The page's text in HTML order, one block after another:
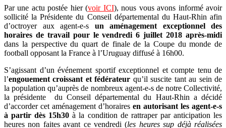
Par une actu postée hier (voir ICI), nous vous avons informé avoir
sollicité la Présidente du Conseil départemental du Haut-Rhin afin
d’octroyer aux agent-e-s un aménagement exceptionnel des
horaires de travail pour le vendredi 6 juillet 2018 après-midi
dans la perspective du quart de finale de la Coupe du monde de
football opposant la France à l’Uruguay diffusé à 16h00.
S’agissant d’un événement sportif exceptionnel et compte tenu de
l’engouement croissant et fédérateur qu’il suscite tant au sein de
la population qu’auprès de nombreux agent-e-s de notre Collectivité,
la présidente du Conseil départemental du Haut-Rhin a décidé
d’accorder cet aménagement d’horaires en autorisant les agent-e-s
à partir dès 15h30 à la condition de rattraper par anticipation les
heures non faites avant ce vendredi (les heures sup déjà réalisées